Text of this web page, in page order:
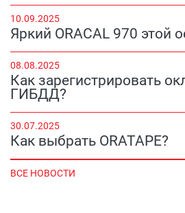
10.09.2025
Яркий ORACAL 970 этой
08.08.2025
Как зарегистрировать
ГИБДД?
30.07.2025
Как выбрать ORATAPE?
ВСЕ НОВОСТИ